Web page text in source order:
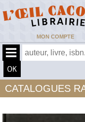
MON COMPTE
CATALOGUES